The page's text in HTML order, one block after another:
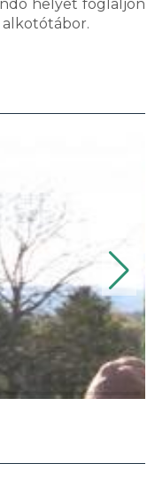
helyet foglaljon
alkotótábor.